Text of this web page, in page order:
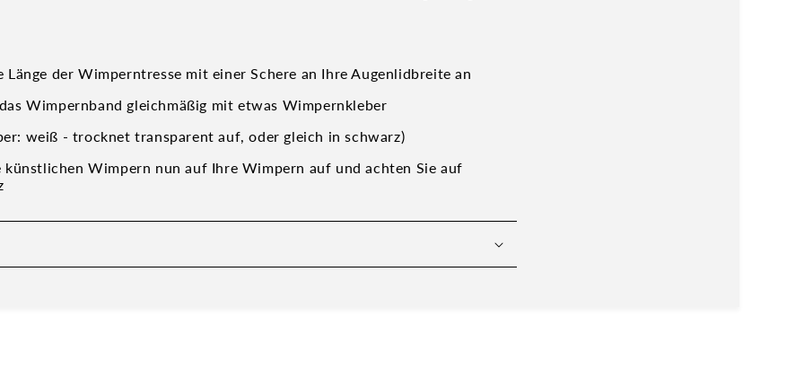
Länge der Wimperntresse mit einer Schere an Ihre Augenlidbreite an
Wimpernband gleichmäßig mit etwas Wimpernkleber
weiß - trocknet transparent auf, oder gleich in schwarz)
künstlichen Wimpern nun auf Ihre Wimpern auf und achten Sie auf